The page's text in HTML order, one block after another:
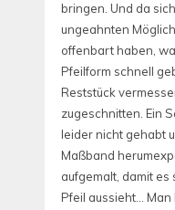
bringen. Und da
ungeahnten
offenbart haben,
Pfeilform schnell
Reststück
zugeschnitten. Ein
leider nicht gehabt
Maßband
aufgemalt, damit
Pfeil aussieht…